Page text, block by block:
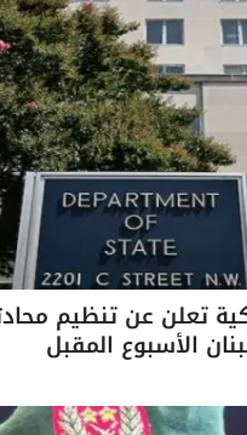
تعلن عن تنظيم
الأسبوع المقبل